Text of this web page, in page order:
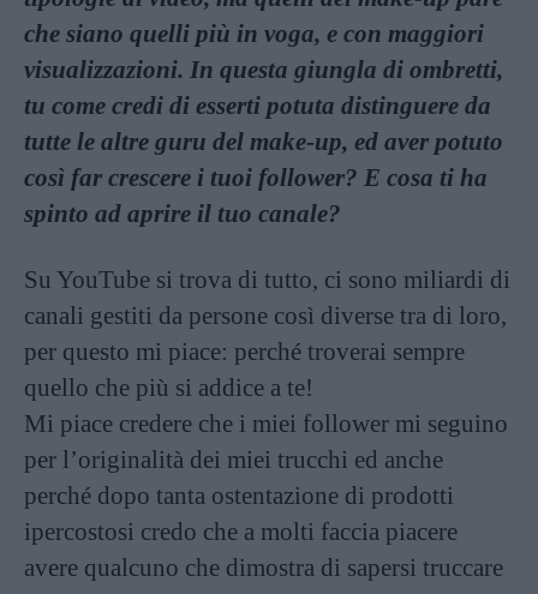
che siano quelli più in voga, e con maggiori
visualizzazioni. In questa giungla di ombretti,
tu come credi di esserti potuta distinguere da
tutte le altre guru del make-up, ed aver potuto
così far crescere i tuoi follower? E cosa ti ha
spinto ad aprire il tuo canale?
Su YouTube si trova di tutto, ci sono miliardi di
canali gestiti da persone così diverse tra di loro,
per questo mi piace: perché troverai sempre
quello che più si addice a te!
Mi piace credere che i miei follower mi seguino
per l’originalità dei miei trucchi ed anche
perché dopo tanta ostentazione di prodotti
ipercostosi credo che a molti faccia piacere
avere qualcuno che dimostra di sapersi truccare